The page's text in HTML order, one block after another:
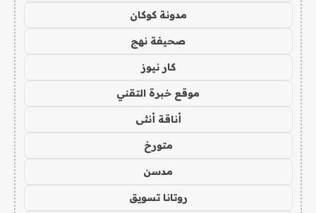
مدونة كوكان
صحيفة نهج
كار نيوز
موقع خبرة التقني
أناقة أنثى
متورخ
مدسن
روتانا تسويق